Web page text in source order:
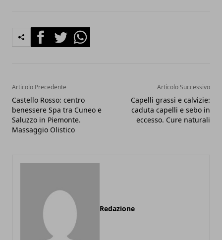
FacebookTwitterWhatsapp
Articolo Precedente
Castello Rosso: centro
benessere Spa tra Cuneo e
Saluzzo in Piemonte.
Massaggio Olistico
Articolo Successivo
Capelli grassi e calvizie:
caduta capelli e sebo in
eccesso. Cure naturali
Redazione